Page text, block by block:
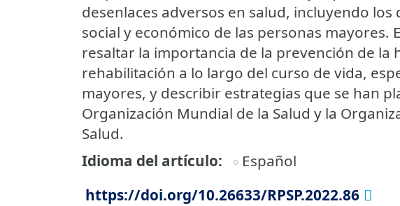
desenlaces adversos en salud, incluyendo
social y económico de las personas mayores.
resaltar la importancia de la prevención de la
rehabilitación a lo largo del curso de vida,
mayores, y describir estrategias que se han
Organización Mundial de la Salud y la
Salud.
Idioma del artículo
Español
https://doi.org/10.26633/RPSP.2022.86